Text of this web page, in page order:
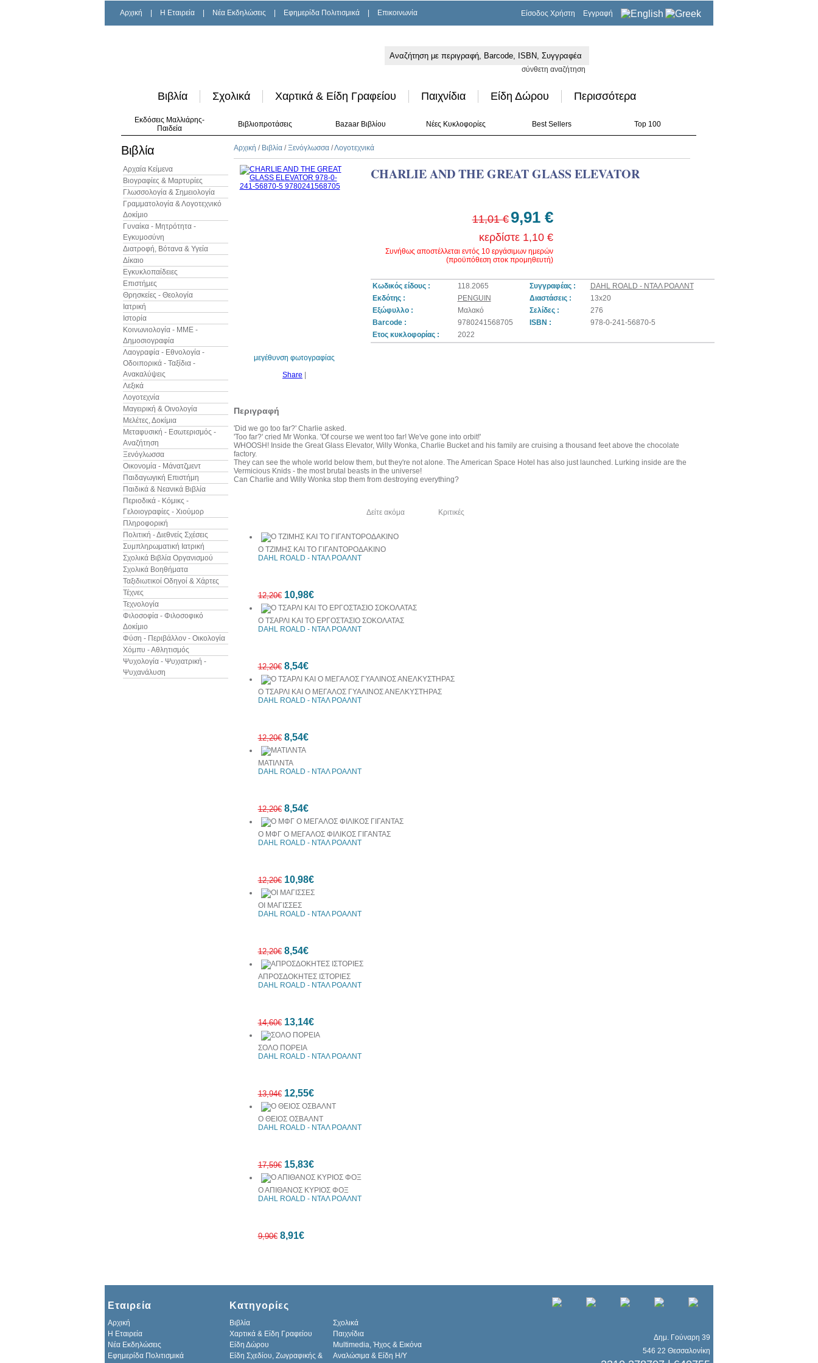
Αρχική H Εταιρεία Νέα Εκδηλώσεις Εφημερίδα Πολιτισμικά Επικοινωνία Είσοδος Χρήστη Εγγραφή
σύνθετη αναζήτηση
Βιβλία Σχολικά Χαρτικά & Είδη Γραφείου Παιχνίδια Είδη Δώρου Περισσότερα
Εκδόσεις Μαλλιάρης-
Παιδεία
Βιβλιοπροτάσεις Bazaar Βιβλίου Νέες Κυκλοφορίες Best Sellers Top 100
Βιβλία
Αρχαία Κείμενα
Βιογραφίες & Μαρτυρίες
Γλωσσολογία & Σημειολογία
Γραμματολογία & Λογοτεχνικό
Δοκίμιο
Γυναίκα - Μητρότητα -
Εγκυμοσύνη
Διατροφή, Βότανα & Υγεία
Δίκαιο
Εγκυκλοπαίδειες
Επιστήμες
Θρησκείες - Θεολογία
Ιατρική
Ιστορία
Κοινωνιολογία - ΜΜΕ -
Δημοσιογραφία
Λαογραφία - Εθνολογία -
Οδοιπορικά - Ταξίδια -
Ανακαλύψεις
Λεξικά
Λογοτεχνία
Μαγειρική & Οινολογία
Μελέτες, Δοκίμια
Μεταφυσική - Εσωτερισμός -
Αναζήτηση
Ξενόγλωσσα
Οικονομία - Μάνατζμεντ
Παιδαγωγική Επιστήμη
Παιδικά & Νεανικά Βιβλία
Περιοδικά - Κόμικς -
Γελοιογραφίες - Χιούμορ
Πληροφορική
Πολιτική - Διεθνείς Σχέσεις
Συμπληρωματική Ιατρική
Σχολικά Βιβλία Οργανισμού
Σχολικά Βοηθήματα
Ταξιδιωτικοί Οδηγοί & Χάρτες
Τέχνες
Τεχνολογία
Φιλοσοφία - Φιλοσοφικό
Δοκίμιο
Φύση - Περιβάλλον - Οικολογία
Χόμπυ - Αθλητισμός
Ψυχολογία - Ψυχιατρική -
Ψυχανάλυση
Αρχική / Βιβλία /Ξενόγλωσσα /Λογοτεχνικά
μεγέθυνση φωτογραφίας
Share
CHARLIE AND THE GREAT GLASS ELEVATOR
11,01 € 9,91 €
κερδίστε 1,10 €
Συνήθως αποστέλλεται εντός 10 εργάσιμων ημερών
(προϋπόθεση στοκ προμηθευτή)
Κωδικός είδους : 118.2065 Συγγραφέας :
DAHL ROALD - ΝΤΑΛ ΡΟΑΛΝΤ
Εκδότης :
PENGUIN Διαστάσεις :
13x20
Εξώφυλλο :
Μαλακό Σελίδες :
276
Barcode :
9780241568705 ISBN :
978-0-241-56870-5
Ετος κυκλοφορίας :
2022
Περιγραφή
'Did we go too far?' Charlie asked.
'Too far?' cried Mr Wonka. 'Of course we went too far! We've gone into orbit!'
WHOOSH! Inside the Great Glass Elevator, Willy Wonka, Charlie Bucket and his family are cruising a thousand feet above the chocolate
factory.
They can see the whole world below them, but they're not alone. The American Space Hotel has also just launched. Lurking inside are the
Vermicious Knids - the most brutal beasts in the universe!
Can Charlie and Willy Wonka stop them from destroying everything?
Δείτε ακόμα Κριτικές
Ο ΤΖΙΜΗΣ ΚΑΙ ΤΟ ΓΙΓΑΝΤΟΡΟΔΑΚΙΝΟ
DAHL ROALD - ΝΤΑΛ ΡΟΑΛΝΤ
12,20€ 10,98€
Ο ΤΣΑΡΛΙ ΚΑΙ ΤΟ ΕΡΓΟΣΤΑΣΙΟ ΣΟΚΟΛΑΤΑΣ
DAHL ROALD - ΝΤΑΛ ΡΟΑΛΝΤ
12,20€ 8,54€
Ο ΤΣΑΡΛΙ ΚΑΙ Ο ΜΕΓΑΛΟΣ ΓΥΑΛΙΝΟΣ ΑΝΕΛΚΥΣΤΗΡΑΣ
DAHL ROALD - ΝΤΑΛ ΡΟΑΛΝΤ
12,20€ 8,54€
ΜΑΤΙΛΝΤΑ
DAHL ROALD - ΝΤΑΛ ΡΟΑΛΝΤ
12,20€ 8,54€
Ο ΜΦΓ Ο ΜΕΓΑΛΟΣ ΦΙΛΙΚΟΣ ΓΙΓΑΝΤΑΣ
DAHL ROALD - ΝΤΑΛ ΡΟΑΛΝΤ
12,20€ 10,98€
ΟΙ ΜΑΓΙΣΣΕΣ
DAHL ROALD - ΝΤΑΛ ΡΟΑΛΝΤ
12,20€ 8,54€
ΑΠΡΟΣΔΟΚΗΤΕΣ ΙΣΤΟΡΙΕΣ
DAHL ROALD - ΝΤΑΛ ΡΟΑΛΝΤ
14,60€ 13,14€
ΣΟΛΟ ΠΟΡΕΙΑ
DAHL ROALD - ΝΤΑΛ ΡΟΑΛΝΤ
13,94€ 12,55€
Ο ΘΕΙΟΣ ΟΣΒΑΛΝΤ
DAHL ROALD - ΝΤΑΛ ΡΟΑΛΝΤ
17,59€ 15,83€
Ο ΑΠΙΘΑΝΟΣ ΚΥΡΙΟΣ ΦΟΞ
DAHL ROALD - ΝΤΑΛ ΡΟΑΛΝΤ
9,90€ 8,91€
Εταιρεία
Αρχική
H Εταιρεία
Νέα Εκδηλώσεις
Εφημερίδα Πολιτισμικά
Κατηγορίες
Βιβλία
Σχολικά
Χαρτικά & Είδη Γραφείου
Παιχνίδια
Είδη Δώρου
Multimedia, Ήχος & Εικόνα
Είδη Σχεδίου, Ζωγραφικής &
Αναλώσιμα & Είδη Η/Υ
Δημ. Γούναρη 39
546 22 Θεσσαλονίκη